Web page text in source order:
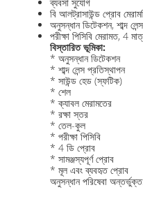
বি আলট্রাসাউন্ড প্রোব
অনুসন্ধান ডিটেকশন, শাব্দ
পরীক্ষা পিসিবি মেরামত, 4
বিস্তারিত ভূমিকা:
* অনুসন্ধান ডিটেকশন
* শাব্দ লেন্স প্রতিস্থাপন
* সাউন্ড হেড (স্ফটিক)
* শেল
* ক্যাবল মেরামতের
* রক্ষা স্তর
* তেল-কুল
* পরীক্ষা পিসিবি
* 4 ডি প্রোব
* সামঞ্জস্যপূর্ণ প্রোব
* মূল এবং ব্যবহৃত প্রোব
অনুসন্ধান পরিষেবা